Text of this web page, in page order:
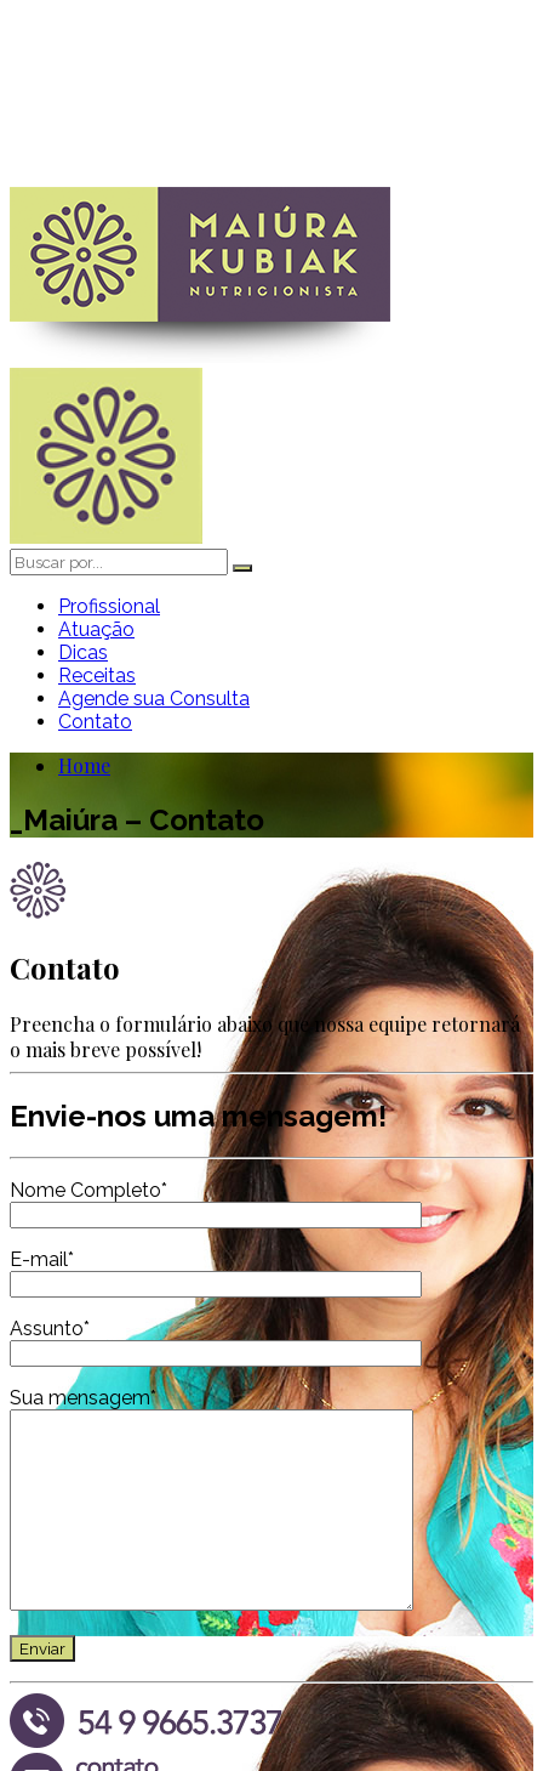
Profissional
Atuação
Dicas
Receitas
Agende sua Consulta
Contato
Home
_Maiúra – Contato
Contato
Preencha o formulário abaixo que nossa equipe retornará
o mais breve possível!
Envie-nos uma mensagem!
Nome Completo*
E-mail*
Assunto*
Sua mensagem*